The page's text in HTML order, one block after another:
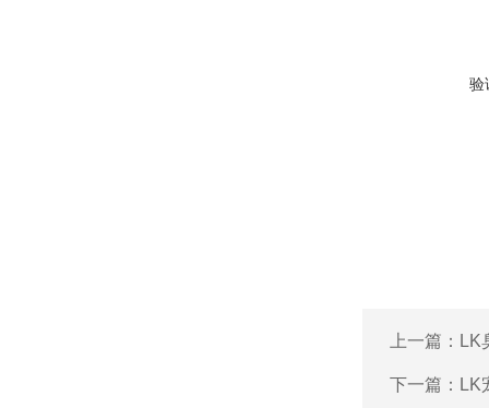
验
上一篇： LK
下一篇： LK